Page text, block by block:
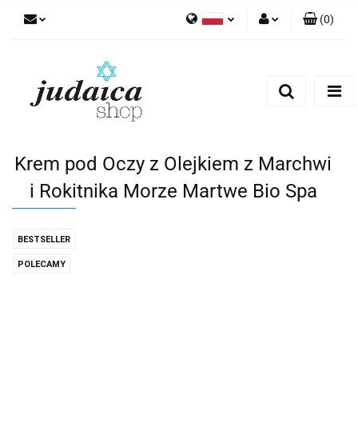
(0)
Krem pod Oczy z Olejkiem z Marchwi
i Rokitnika Morze Martwe Bio Spa
BESTSELLER
POLECAMY